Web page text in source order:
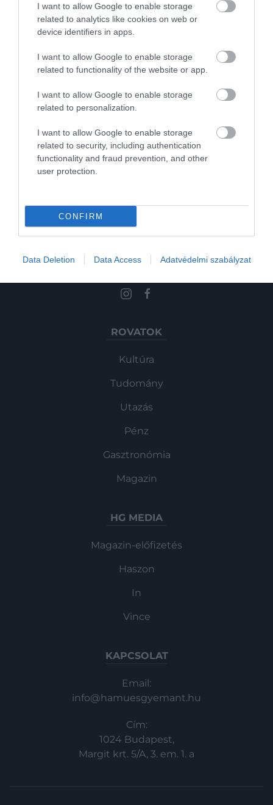
I want to allow Google to enable storage
related to analytics like cookies on web or
device identifiers in apps.
I want to allow Google to enable storage
related to functionality of the website or app.
I want to allow Google to enable storage
related to personalization.
I want to allow Google to enable storage
related to security, including authentication
functionality and fraud prevention, and other
user protection.
CONFIRM
Data Deletion Data Access Adatvédelmi szabályzat
Nyitókép: YouTube
ELŐZETES
REMAKE MUSICAL OPRAH WINFREY
Megmérgezték, lelőtték, folyóba dobták:
82 évet élt le úgy a szerzetes, hogy soha
nem látott nőt
Művelődj, szórakozz, kíváncsiskodj, kóstolgass
és ismerd meg a Hamu és Gyémánt világát!
ROVATOK
Kultúra
Tudomány
Utazás
Pénz
Gasztronómia
Magazin
HG MEDIA
Magazin-előfizetés
Haszon
In
Vince
KAPCSOLAT
Email:
info@hamuesgyemant.hu
Cím:
1024 Budapest,
Margit krt. 5/A, 3. em. 1. a